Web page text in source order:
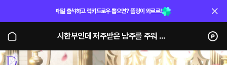
매일 출석하고 럭키드로우 뽑으면? 플링이 와르르!
시한부인데 저주받은 남주를 주워 버렸다 (단행본)